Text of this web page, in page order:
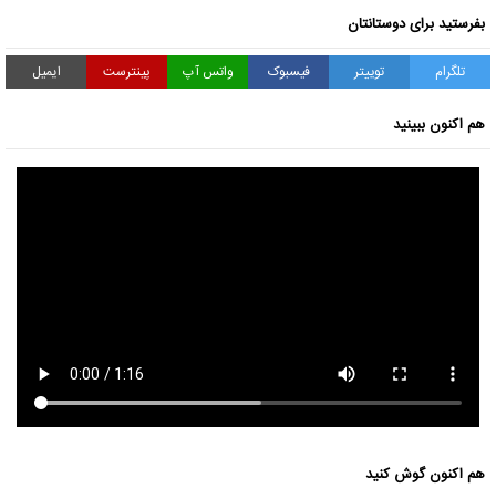
بفرستید برای دوستانتان
تلگرام توییتر فیسبوک واتس آپ پینترست ایمیل
هم اکنون ببینید
هم اکنون گوش کنید